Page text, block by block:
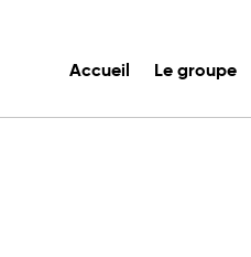
Accueil Le groupe